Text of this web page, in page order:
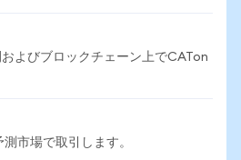
よびブロックチェーン上でCATon
市場で取引します。